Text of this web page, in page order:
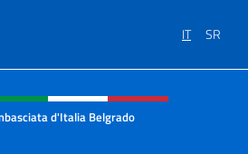
IT SR
social e menù
d'Italia Belgrado